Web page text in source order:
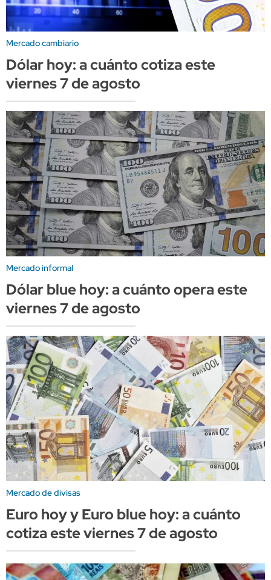
Mercado cambiario
Dólar hoy: a cuánto cotiza este
viernes 7 de agosto
Mercado informal
Dólar blue hoy: a cuánto opera este
viernes 7 de agosto
Mercado de divisas
Euro hoy y Euro blue hoy: a cuánto
cotiza este viernes 7 de agosto